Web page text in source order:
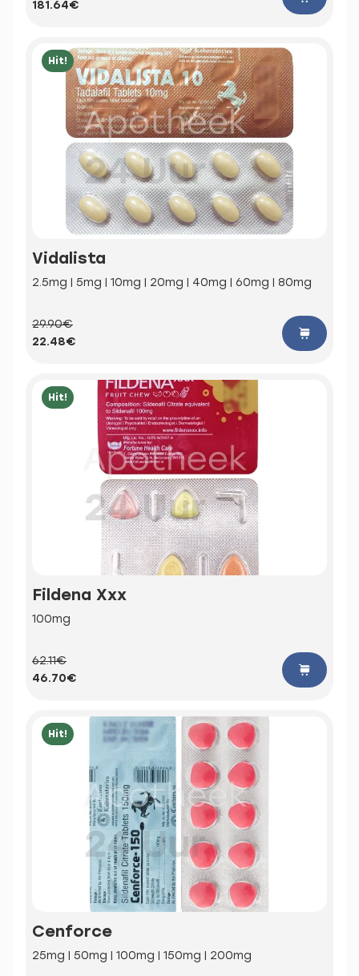
181.64€
Hit!
Vidalista
2.5mg | 5mg | 10mg | 20mg | 40mg | 60mg | 80mg
29.90€
22.48€
Hit!
Fildena Xxx
100mg
62.11€
46.70€
Hit!
Cenforce
25mg | 50mg | 100mg | 150mg | 200mg